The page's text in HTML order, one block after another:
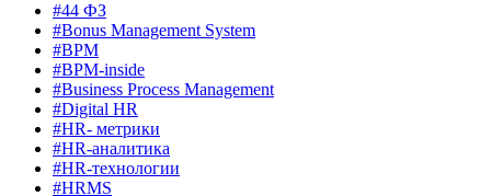
#44 ФЗ
#Bonus Management System
#BPM
#BPM-inside
#Business Process Management
#Digital HR
#HR- метрики
#HR-аналитика
#HR-технологии
#HRMS